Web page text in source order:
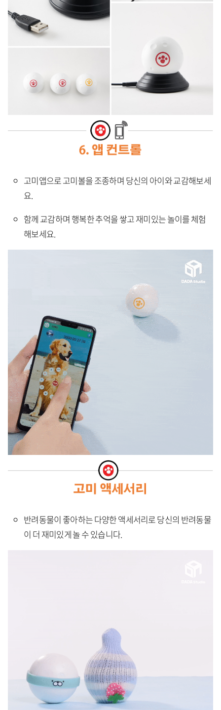
고미앱으로 고미볼을 조종하며 당신의 아이와 교감해보세
요.
함께 교감하며 행복한 추억을 쌓고 재미있는 놀이를 체험
해보세요.
반려동물이 좋아하는 다양한 액세서리로 당신의 반려동물
이 더 재미있게 놀 수 있습니다.